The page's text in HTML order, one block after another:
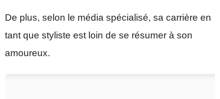
De plus, selon le média spécialisé, sa carrière en
tant que styliste est loin de se résumer à son
amoureux.